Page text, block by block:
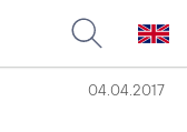
04.04.2017